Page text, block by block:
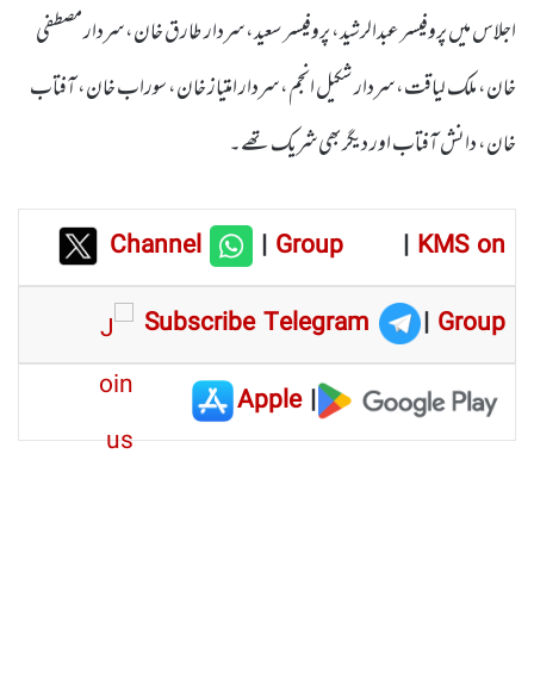
اجلاس میں پروفیسر عبدالرشید، پروفیسر سعید، سردار طارق خان، سردار مصطفی
خان، ملک لیاقت، سردار شکیل انجم، سردار امتیاز خان، سوراب خان، آفتاب
خان، دانش آفتاب اور دیگر بھی شریک تھے۔
Channel |Group | KMS on
Subscribe Telegram
| Group
|
Apple